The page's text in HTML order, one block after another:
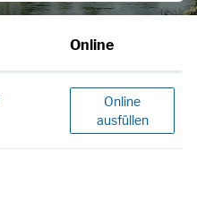
Online
Online
ausfüllen